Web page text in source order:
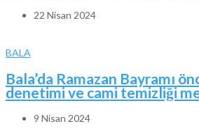
22 Nisan 2024
BALA
Bala’da Ramazan Bayramı
denetimi ve cami temizliği
9 Nisan 2024